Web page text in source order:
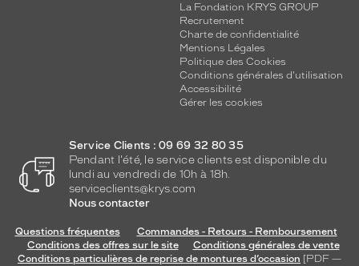
La Fondation KRYS GROUP
Recrutement
Charte de confidentialité
Mentions Légales
Politique des Cookies
Conditions générales d'utilisation
Accessibilité
Gérer les cookies
Service Clients : 09 69 32 80 35
Pendant l'été, le service clients est disponible du
lundi au vendredi de 10h à 18h.
serviceclients@krys.com
Nous contacter
Questions fréquentes
Commandes - Retours - Remboursement
Conditions des offres sur le site
Conditions générales de vente
Conditions particulières de reprise de montures d’occasion [PDF —